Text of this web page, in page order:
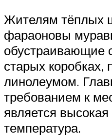
Жителям тёплых
фараоновы
обустраивающие
старых
линолеумом.
требованием к
является
температура.